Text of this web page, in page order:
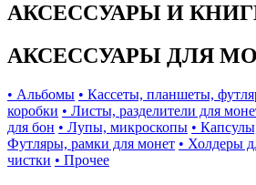
АКСЕССУАРЫ И
АКСЕССУАРЫ ДЛЯ
• Альбомы • Кассеты, планшеты,
коробки • Листы, разделители для
для бон • Лупы, микроскопы •
Футляры, рамки для монет • Холдеры
чистки • Прочее